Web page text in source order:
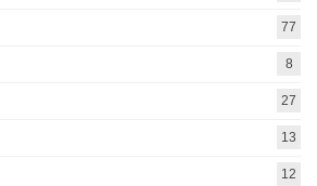
77
8
27
13
12